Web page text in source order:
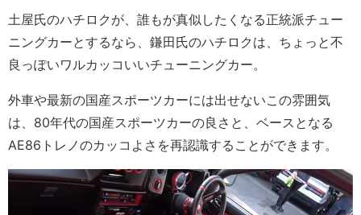
土屋氏のハチロクが、誰もが真似したくなる正統派チュー
ニングカーとするなら、鎌田氏のハチロクは、ちょっと不
良っぽいワルカッコいいチューニングカー。
外車や最新の国産スポーツカーには出せないこの雰囲気
は、80年代の国産スポーツカーの良さと、ベースとなる
AE86トレノのカッコよさを再認識することができます。